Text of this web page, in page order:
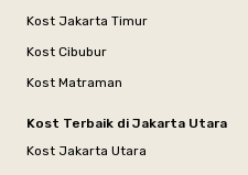
Kost Jakarta Timur
Kost Cibubur
Kost Matraman
Kost Terbaik di Jakarta Utara
Kost Jakarta Utara